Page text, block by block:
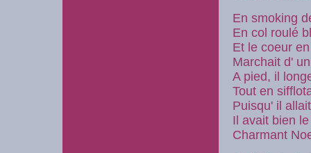
En smoking
En col roulé
Et le coeur
Marchait d'
A pied, il
Tout en
Puisqu' il
Il avait bien
Charmant